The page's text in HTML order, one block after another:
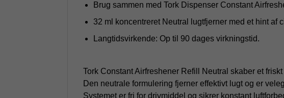
Brug sammen med Tork Dispenser Constant
32 ml koncentreret Neutral lugtfjerner med et hint af
Langtidsvirkende: Op til 90 dages virkningstid.
Tork Constant Airfreshener Refill Neutral skaber et
Den neutrale formulering fjerner effektivt lugt og er
Systemet er fri for drivmiddel og sikrer konstant